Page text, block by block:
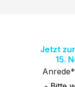
Jetzt
15.
Anrede*